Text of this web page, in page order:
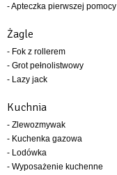
- Apteczka pierwszej pomocy
Żagle
- Fok z rollerem
- Grot pełnolistwowy
- Lazy jack
Kuchnia
- Zlewozmywak
- Kuchenka gazowa
- Lodówka
- Wyposażenie kuchenne